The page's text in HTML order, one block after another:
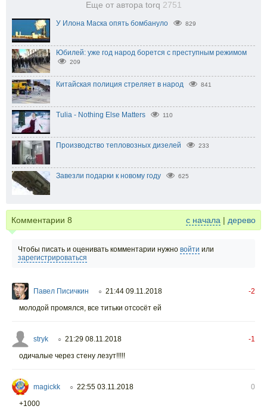
Еще от автора torq 2751
У Илона Маска опять бомбануло 829
Юбилей: уже год народ борется с преступным режимом
209
Китайская полиция стреляет в народ 841
Tulia - Nothing Else Matters 110
Производство тепловозных дизелей 233
Завезли подарки к новому году 625
Комментарии 8 с начала | дерево
Чтобы писать и оценивать комментарии нужно войти или
зарегистрироваться
Павел Писичкин ○ 21:44 09.11.2018
-2
молодой промялся, все титьки отсосёт ей
stryk ○ 21:29 08.11.2018
-1
одичалые через стену лезут!!!!!
magickk ○ 22:55 03.11.2018
0
+1000